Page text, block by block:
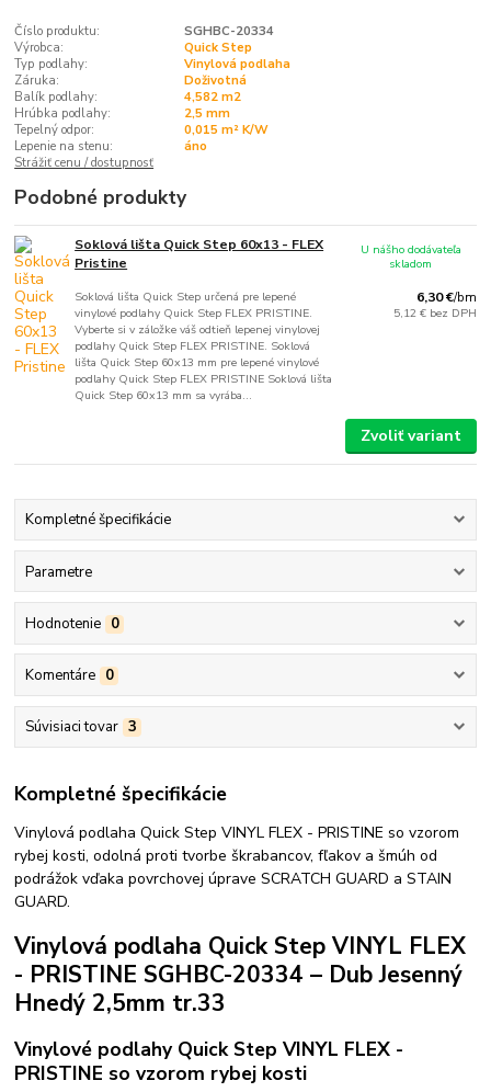
Číslo produktu:
SGHBC-20334
Výrobca:
Quick Step
Typ podlahy:
Vinylová podlaha
Záruka:
Doživotná
Balík podlahy:
4,582 m2
Hrúbka podlahy:
2,5 mm
Tepelný odpor:
0,015 m² K/W
Lepenie na stenu:
áno
Strážiť cenu / dostupnosť
Podobné produkty
Soklová lišta Quick Step 60x13 - FLEX
Pristine
Soklová lišta Quick Step určená pre lepené
vinylové podlahy Quick Step FLEX PRISTINE.
Vyberte si v záložke váš odtieň lepenej vinylovej
podlahy Quick Step FLEX PRISTINE. Soklová
lišta Quick Step 60x13 mm pre lepené vinylové
podlahy Quick Step FLEX PRISTINE Soklová lišta
Quick Step 60x13 mm sa vyrába...
6,30 €/bm
5,12 € bez DPH
U nášho dodávateľa
skladom
Zvoliť variant
Kompletné špecifikácie
Parametre
Hodnotenie 0
Komentáre 0
Súvisiaci tovar 3
Kompletné špecifikácie
Vinylová podlaha Quick Step VINYL FLEX - PRISTINE so vzorom
rybej kosti, odolná proti tvorbe škrabancov, fľakov a šmúh od
podrážok vďaka povrchovej úprave SCRATCH GUARD a STAIN
GUARD.
Vinylová podlaha Quick Step VINYL FLEX
- PRISTINE SGHBC-20334 – Dub Jesenný
Hnedý 2,5mm tr.33
Vinylové podlahy Quick Step VINYL FLEX -
PRISTINE so vzorom rybej kosti